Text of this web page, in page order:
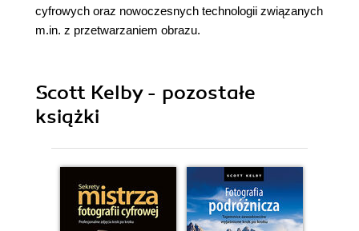
cyfrowych oraz nowoczesnych technologii związanych
m.in. z przetwarzaniem obrazu.
Scott Kelby - pozostałe
książki